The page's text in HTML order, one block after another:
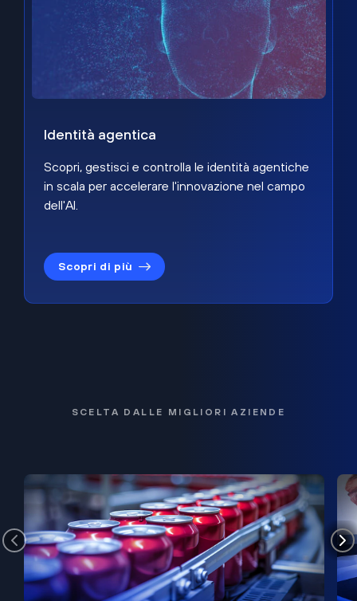
Identità agentica
Scopri, gestisci e controlla le identità agentiche
in scala per accelerare l'innovazione nel campo
dell'AI.
Scopri di più
SCELTA DALLE MIGLIORI AZIENDE